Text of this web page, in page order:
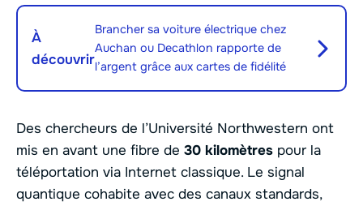
À
découvrir
Brancher sa voiture électrique chez
Auchan ou Decathlon rapporte de
l’argent grâce aux cartes de fidélité
Des chercheurs de l’Université Northwestern ont
mis en avant une fibre de 30 kilomètres pour la
téléportation via Internet classique. Le signal
quantique cohabite avec des canaux standards,